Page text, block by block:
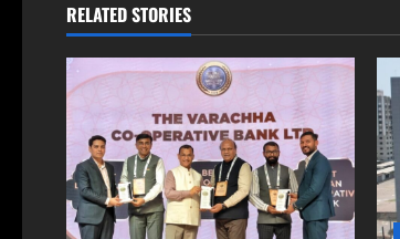
v
i
g
a
t
RELATED STORIES